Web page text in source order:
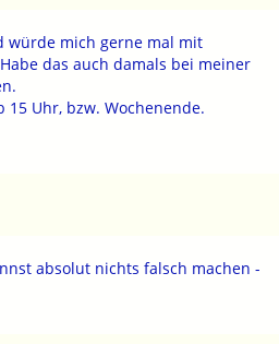
würde mich gerne mal mit
das auch damals bei meiner
Uhr, bzw. Wochenende.
absolut nichts falsch machen -